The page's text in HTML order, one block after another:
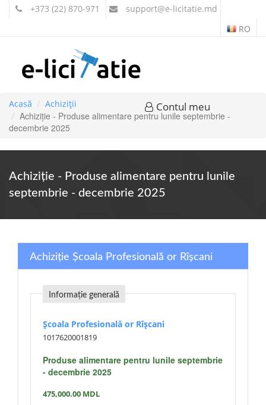
+373 (22) 870-971 support@e-licitatie.md
RO
Contul meu
Acasă Achiziții
Achiziție - Produse alimentare pentru lunile septembrie -
decembrie 2025
Achiziție - Produse alimentare pentru lunile
septembrie - decembrie 2025
Achiziție Școala Profesională or Rîșcani
Informație generală
Școala Profesională or Rîșcani
1017620001819
Produse alimentare pentru lunile septembrie
- decembrie 2025
475,000.00 MDL